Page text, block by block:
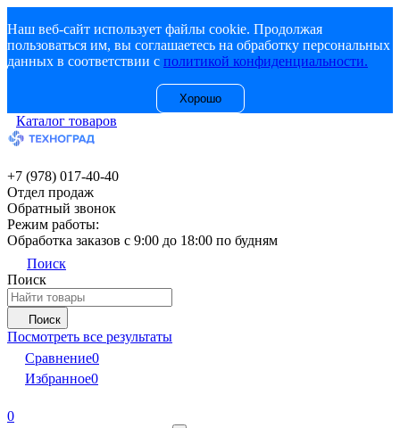
Наш веб-сайт использует файлы cookie. Продолжая
пользоваться им, вы соглашаетесь на обработку персональных
данных в соответствии с политикой конфиденциальности.
Хорошо
Каталог товаров
+7 (978) 017-40-40
Отдел продаж
Обратный звонок
Режим работы:
Обработка заказов с 9:00 до 18:00 по будням
Поиск
Поиск
Поиск
Посмотреть все результаты
Сравнение0
Избранное0
0